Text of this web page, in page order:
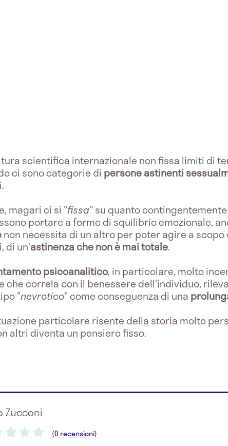
scientifica internazionale non fissa limiti di
ci sono categorie di persone astinenti
magari ci si "fissa" su quanto
portare a forme di squilibrio emozionale,
non necessita di un altro per poter agire a
di un'astinenza che non è mai totale.
psicoanalitico, in particolare, molto
che correla con il benessere dell'individuo,
"nevrotico" come conseguenza di una
particolare risente della storia molto
altri diventa un pensiero fisso.
Zucconi
(0 recensioni)